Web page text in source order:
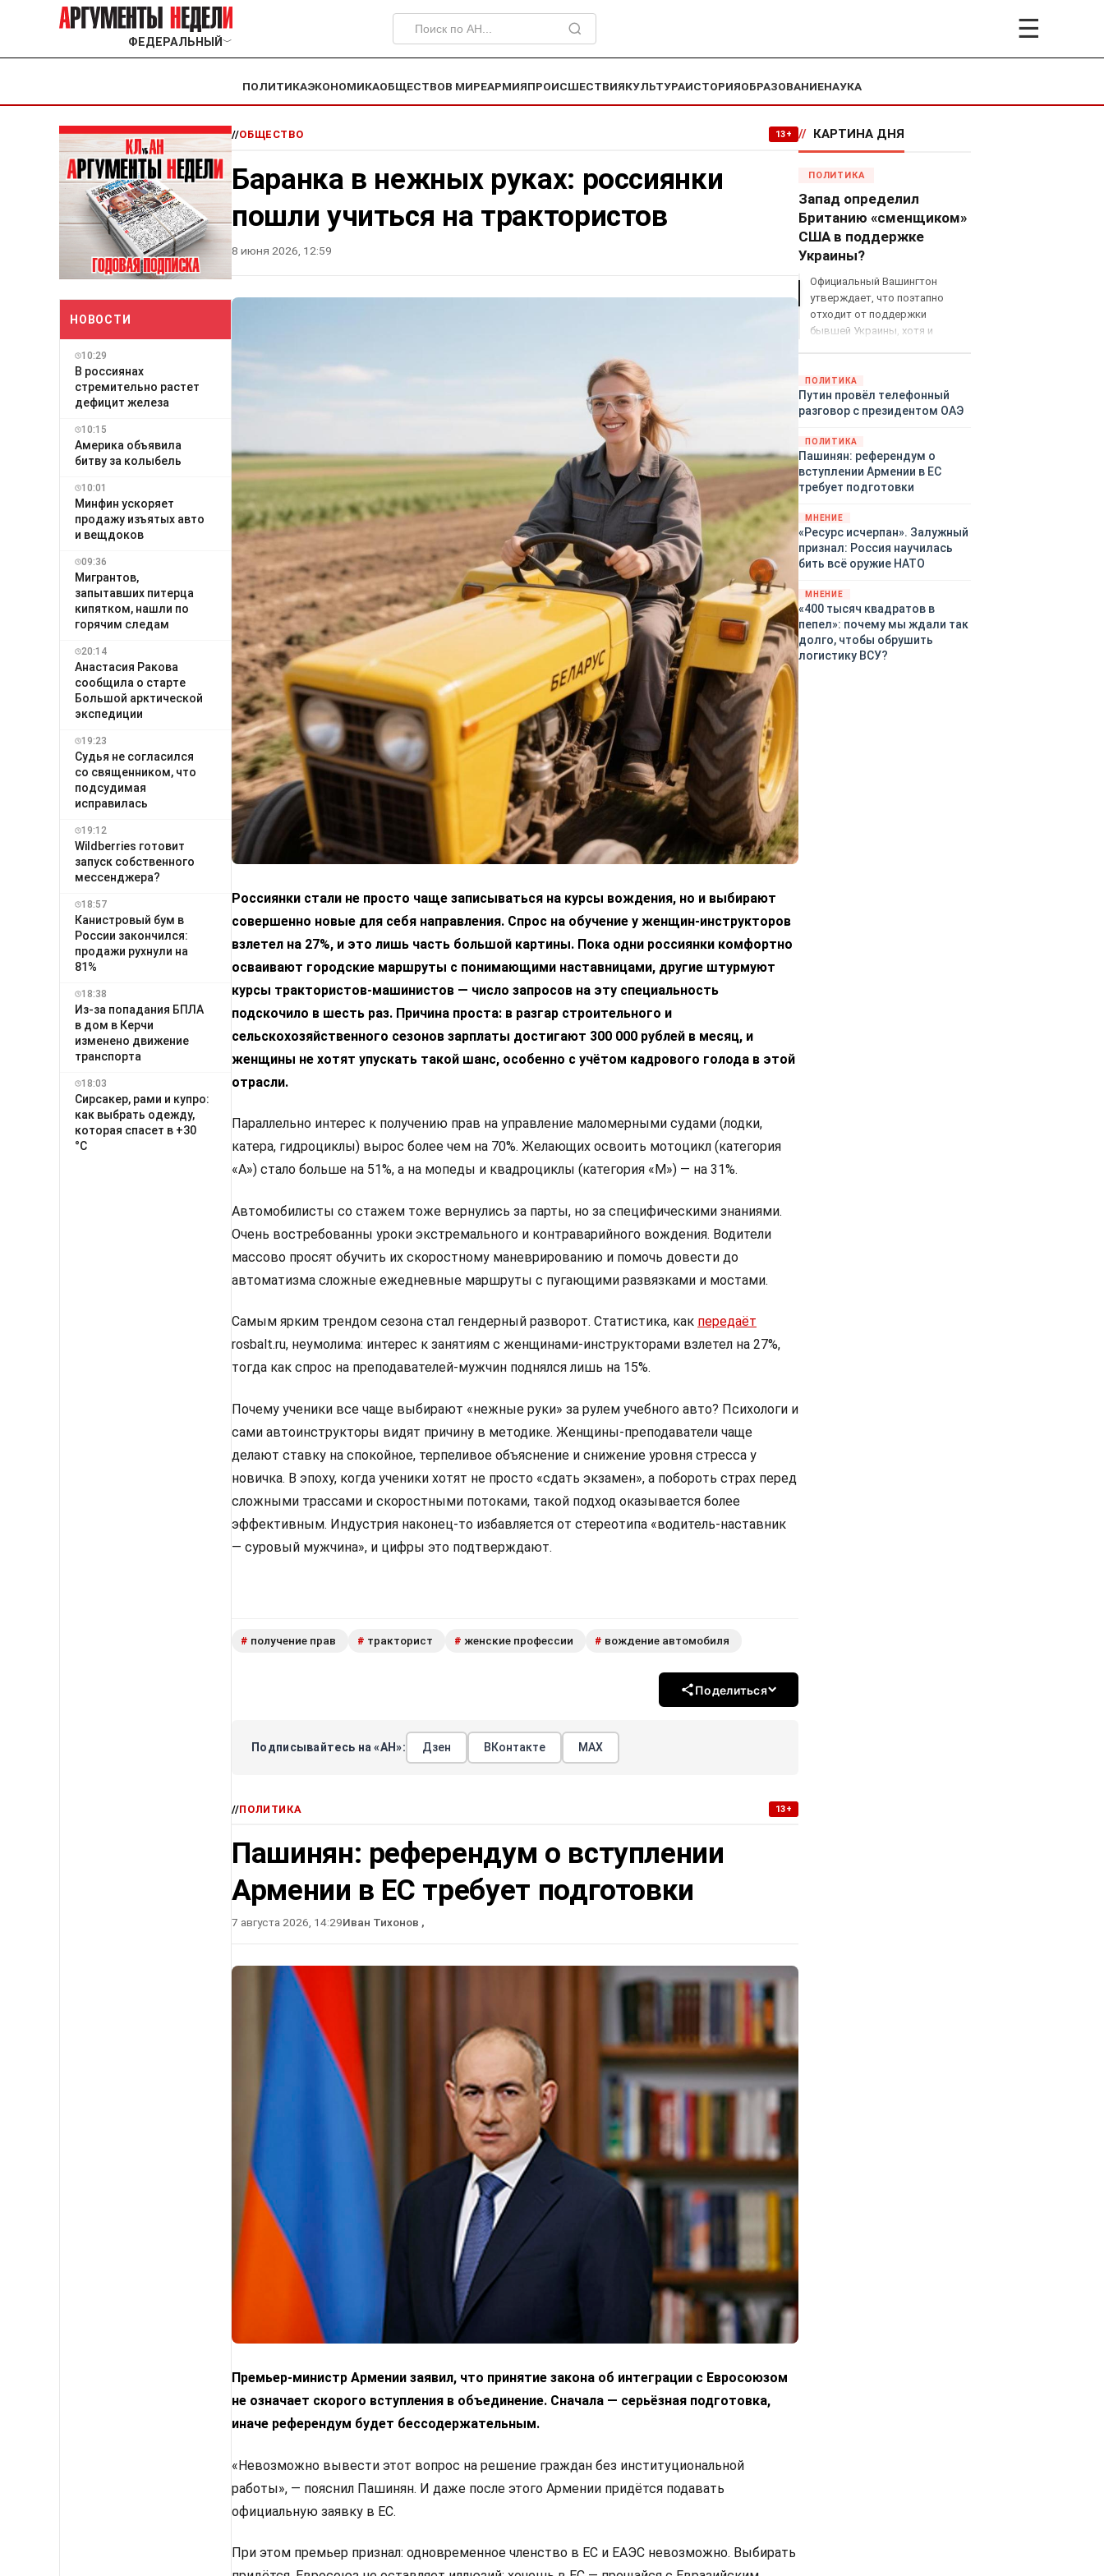
ФЕДЕРАЛЬНЫЙ ﹀ ☰
ПОЛИТИКАЭКОНОМИКАОБЩЕСТВОВ МИРЕАРМИЯПРОИСШЕСТВИЯКУЛЬТУРАИСТОРИЯОБРАЗОВАНИЕНАУКА
НОВОСТИ
10:29
В россиянах
стремительно растет
дефицит железа
10:15
Америка объявила
битву за колыбель
10:01
Минфин ускоряет
продажу изъятых авто
и вещдоков
09:36
Мигрантов,
запытавших питерца
кипятком, нашли по
горячим следам
20:14
Анастасия Ракова
сообщила о старте
Большой арктической
экспедиции
19:23
Судья не согласился
со священником, что
подсудимая
исправилась
19:12
Wildberries готовит
запуск собственного
мессенджера?
18:57
Канистровый бум в
России закончился:
продажи рухнули на
81%
18:38
Из-за попадания БПЛА
в дом в Керчи
изменено движение
транспорта
18:03
Сирсакер, рами и купро:
как выбрать одежду,
которая спасет в +30
°C
//ОБЩЕСТВО 13+
Баранка в нежных руках: россиянки
пошли учиться на трактористов
8 июня 2026, 12:59
Россиянки стали не просто чаще записываться на курсы вождения, но и выбирают
совершенно новые для себя направления. Спрос на обучение у женщин-инструкторов
взлетел на 27%, и это лишь часть большой картины. Пока одни россиянки комфортно
осваивают городские маршруты с понимающими наставницами, другие штурмуют
курсы трактористов-машинистов — число запросов на эту специальность
подскочило в шесть раз. Причина проста: в разгар строительного и
сельскохозяйственного сезонов зарплаты достигают 300 000 рублей в месяц, и
женщины не хотят упускать такой шанс, особенно с учётом кадрового голода в этой
отрасли.
Параллельно интерес к получению прав на управление маломерными судами (лодки,
катера, гидроциклы) вырос более чем на 70%. Желающих освоить мотоцикл (категория
«А») стало больше на 51%, а на мопеды и квадроциклы (категория «М») — на 31%.
Автомобилисты со стажем тоже вернулись за парты, но за специфическими знаниями.
Очень востребованны уроки экстремального и контраварийного вождения. Водители
массово просят обучить их скоростному маневрированию и помочь довести до
автоматизма сложные ежедневные маршруты с пугающими развязками и мостами.
Самым ярким трендом сезона стал гендерный разворот. Статистика, как передаёт
rosbalt.ru, неумолима: интерес к занятиям с женщинами-инструкторами взлетел на 27%,
тогда как спрос на преподавателей-мужчин поднялся лишь на 15%.
Почему ученики все чаще выбирают «нежные руки» за рулем учебного авто? Психологи и
сами автоинструкторы видят причину в методике. Женщины-преподаватели чаще
делают ставку на спокойное, терпеливое объяснение и снижение уровня стресса у
новичка. В эпоху, когда ученики хотят не просто «сдать экзамен», а побороть страх перед
сложными трассами и скоростными потоками, такой подход оказывается более
эффективным. Индустрия наконец-то избавляется от стереотипа «водитель-наставник
— суровый мужчина», и цифры это подтверждают.
# получение прав # тракторист # женские профессии # вождение автомобиля
Поделиться
Подписывайтесь на «АН»: Дзен ВКонтакте МАХ
//ПОЛИТИКА 13+
Пашинян: референдум о вступлении
Армении в ЕС требует подготовки
7 августа 2026, 14:29Иван Тихонов ,
Премьер-министр Армении заявил, что принятие закона об интеграции с Евросоюзом
не означает скорого вступления в объединение. Сначала — серьёзная подготовка,
иначе референдум будет бессодержательным.
«Невозможно вывести этот вопрос на решение граждан без институциональной
работы», — пояснил Пашинян. И даже после этого Армении придётся подавать
официальную заявку в ЕС.
При этом премьер признал: одновременное членство в ЕС и ЕАЭС невозможно. Выбирать
// КАРТИНА ДНЯ
ПОЛИТИКА
Запад определил
Британию «сменщиком»
США в поддержке
Украины?
Официальный Вашингтон
утверждает, что поэтапно
отходит от поддержки
бывшей Украины, хотя и
закупленное ранее оружие.
Также американская
администрация скидывает на
киевского режима оружием,
которое стремится продавать
всем новым снабженцам.
Однако часто возникают
предположения о возможном
«сменщике» американцев на
этом позорном посту.
Рассмотрим, кто же рвётся на
ПОЛИТИКА
Путин провёл телефонный
разговор с президентом ОАЭ
ПОЛИТИКА
Пашинян: референдум о
вступлении Армении в ЕС
требует подготовки
МНЕНИЕ
«Ресурс исчерпан». Залужный
признал: Россия научилась
бить всё оружие НАТО
МНЕНИЕ
«400 тысяч квадратов в
пепел»: почему мы ждали так
долго, чтобы обрушить
логистику ВСУ?